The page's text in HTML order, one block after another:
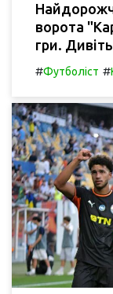
ворота
гри.
#Футболіст #